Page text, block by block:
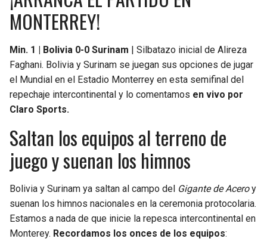
MONTERREY!
Min. 1 | Bolivia 0-0 Surinam | Silbatazo inicial de Alireza
Faghani. Bolivia y Surinam se juegan sus opciones de jugar
el Mundial en el Estadio Monterrey en esta semifinal del
repechaje intercontinental y lo comentamos en vivo por
Claro Sports.
Saltan los equipos al terreno de
juego y suenan los himnos
Bolivia y Surinam ya saltan al campo del Gigante de Aceroy
suenan los himnos nacionales en la ceremonia protocolaria.
Estamos a nada de que inicie la repesca intercontinental en
Monterey. Recordamos los onces de los equipos: